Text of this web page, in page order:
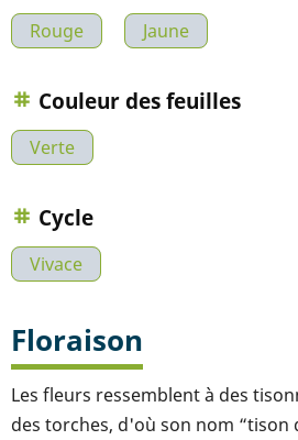
Rouge Jaune
Couleur des feuilles
Verte
Cycle
Vivace
Floraison
Les fleurs ressemblent à des
des torches, d'où son nom “tison